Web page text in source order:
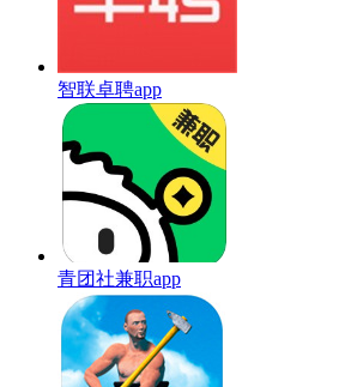
智联卓聘app
青团社兼职app